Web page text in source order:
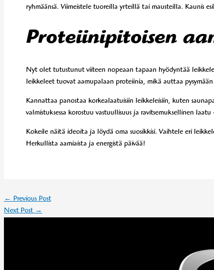
ryhmäänsä. Viimeistele tuoreilla yrteillä tai mausteilla. Kaunis
Proteiinipitoisen
Nyt olet tutustunut viiteen nopeaan tapaan hyödyntää
leikkeleet tuovat aamupalaan proteiinia, mikä auttaa
Kannattaa panostaa korkealaatuisiin leikkeleisiin, kuten
valmistuksessa korostuu vastuullisuus ja ravitsemuksellinen
Kokeile näitä ideoita ja löydä oma suosikkisi. Vaihtele eri
Herkullista aamiaista ja energistä päivää!
←Previous Post
Next Post→